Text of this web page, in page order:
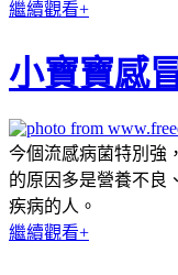
繼續觀看+
小寶寶感
今個流感病菌特別強
的原因多是營養不良
疾病的人。
繼續觀看+